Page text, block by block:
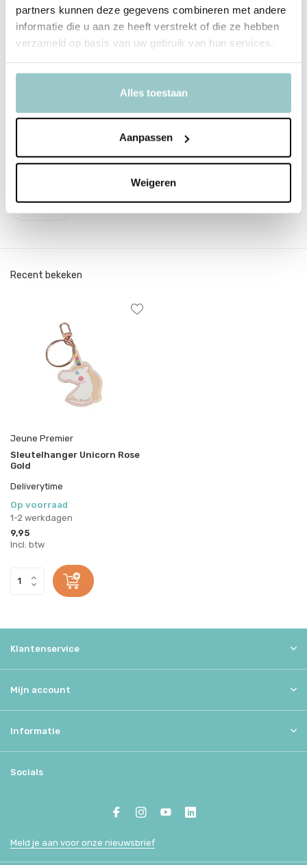
partners kunnen deze gegevens combineren met andere
informatie die u aan ze heeft verstrekt of die ze hebben
verzameld op basis van uw gebruik van hun services.
Alles toestaan
Aanpassen
Weigeren
Productspecificaties
Delen
Recent bekeken
Jeune Premier
Sleutelhanger Unicorn Rose
Gold
Deliverytime
Op voorraad
1-2 werkdagen
9,95
Incl. btw
Klantenservice
Mijn account
Informatie
Socials
Meld je aan voor onze nieuwsbrief